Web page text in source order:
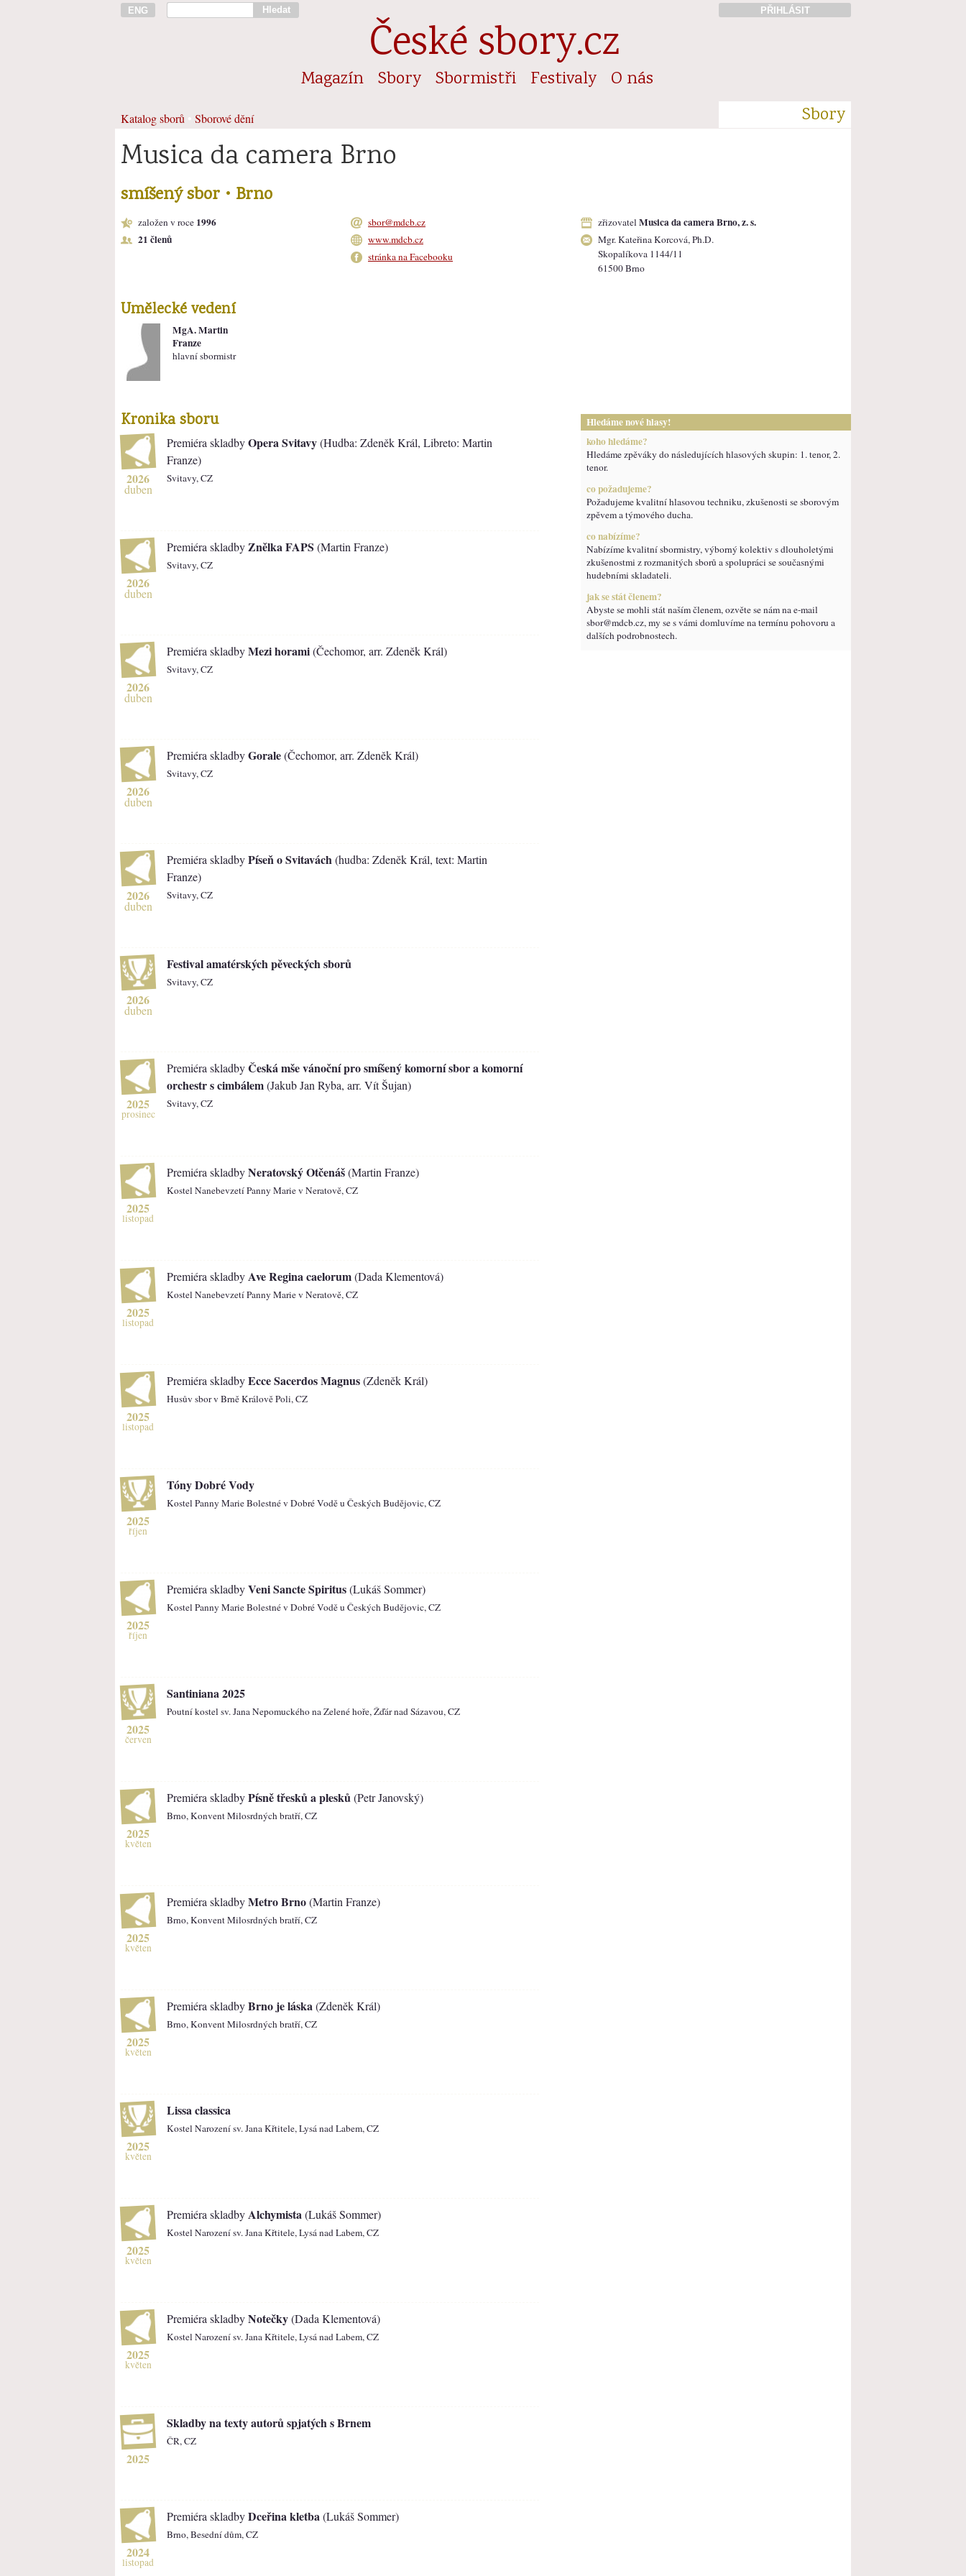
ENG Hledat PŘIHLÁSIT
České sbory.cz
Magazín Sbory Sbormistři Festivaly O nás
Katalog sborů Sborové dění Sbory
Musica da camera Brno
smíšený sbor • Brno
založen v roce 1996
21 členů
sbor@mdcb.cz
www.mdcb.cz
stránka na Facebooku
zřizovatel Musica da camera Brno, z. s.
Mgr. Kateřina Korcová, Ph.D.
Skopalíkova 1144/11
61500 Brno
Umělecké vedení
MgA. Martin
Franze
hlavní sbormistr
Kronika sboru
2026
duben
Premiéra skladbyOpera Svitavy(Hudba: Zdeněk Král, Libreto: Martin
Franze)
Svitavy, CZ
2026
duben
Premiéra skladby Znělka FAPS (Martin Franze)
Svitavy, CZ
2026
duben
Premiéra skladbyMezi horami(Čechomor, arr. Zdeněk Král)
Svitavy, CZ
2026
duben
Premiéra skladbyGorale(Čechomor, arr. Zdeněk Král)
Svitavy, CZ
2026
duben
Premiéra skladbyPíseň o Svitavách (hudba: Zdeněk Král, text: Martin
Franze)
Svitavy, CZ
2026
duben
Festival amatérských pěveckých sborů
Svitavy, CZ
2025
prosinec
Premiéra skladbyČeská mše vánoční pro smíšený komorní sbor a komorní
orchestr s cimbálem(Jakub Jan Ryba, arr. Vít Šujan)
Svitavy, CZ
2025
listopad
Premiéra skladbyNeratovský Otčenáš(Martin Franze)
Kostel Nanebevzetí Panny Marie v Neratově, CZ
2025
listopad
Premiéra skladby Ave Regina caelorum(Dada Klementová)
Kostel Nanebevzetí Panny Marie v Neratově, CZ
2025
listopad
Premiéra skladbyEcce Sacerdos Magnus(Zdeněk Král)
Husův sbor v Brně Králově Poli, CZ
2025
říjen
Tóny Dobré Vody
Kostel Panny Marie Bolestné v Dobré Vodě u Českých Budějovic, CZ
2025
říjen
Premiéra skladbyVeni Sancte Spiritus(Lukáš Sommer)
Kostel Panny Marie Bolestné v Dobré Vodě u Českých Budějovic, CZ
2025
červen
Santiniana 2025
Poutní kostel sv. Jana Nepomuckého na Zelené hoře, Žďár nad Sázavou, CZ
2025
květen
Premiéra skladbyPísně třesků a plesků (Petr Janovský)
Brno, Konvent Milosrdných bratří, CZ
2025
květen
Premiéra skladbyMetro Brno(Martin Franze)
Brno, Konvent Milosrdných bratří, CZ
2025
květen
Premiéra skladbyBrno je láska (Zdeněk Král)
Brno, Konvent Milosrdných bratří, CZ
2025
květen
Lissa classica
Kostel Narození sv. Jana Křtitele, Lysá nad Labem, CZ
2025
květen
Premiéra skladby Alchymista (Lukáš Sommer)
Kostel Narození sv. Jana Křtitele, Lysá nad Labem, CZ
2025
květen
Premiéra skladbyNotečky(Dada Klementová)
Kostel Narození sv. Jana Křtitele, Lysá nad Labem, CZ
2025
Skladby na texty autorů spjatých s Brnem
ČR, CZ
2024
listopad
Premiéra skladbyDceřina kletba (Lukáš Sommer)
Brno, Besední dům, CZ
Hledáme nové hlasy!
koho hledáme?
Hledáme zpěváky do následujících hlasových skupin: 1. tenor, 2.
tenor.
co požadujeme?
Požadujeme kvalitní hlasovou techniku, zkušenosti se sborovým
zpěvem a týmového ducha.
co nabízíme?
Nabízíme kvalitní sbormistry, výborný kolektiv s dlouholetými
zkušenostmi z rozmanitých sborů a spolupráci se současnými
hudebními skladateli.
jak se stát členem?
Abyste se mohli stát naším členem, ozvěte se nám na e-mail
sbor@mdcb.cz, my se s vámi domluvíme na termínu pohovoru a
dalších podrobnostech.